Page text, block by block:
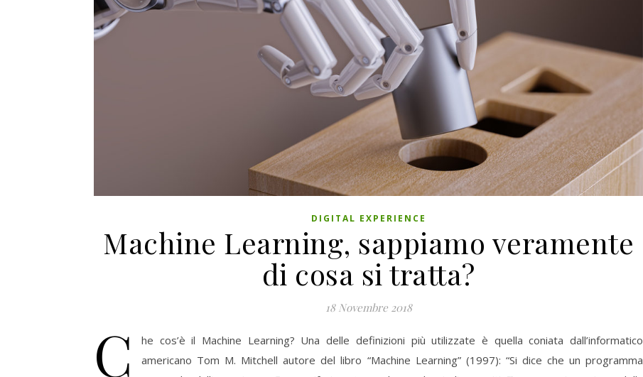
DIGITAL EXPERIENCE
Machine Learning, sappiamo veramente
di cosa si tratta?
18 Novembre 2018
C
he cos’è il Machine Learning? Una delle definizioni più utilizzate è quella coniata dall’informatico
americano Tom M. Mitchell autore del libro “Machine Learning” (1997): “Si dice che un programma